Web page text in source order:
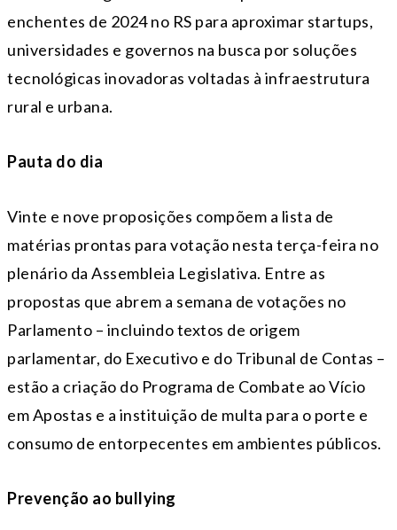
enchentes de 2024 no RS para aproximar startups,
universidades e governos na busca por soluções
tecnológicas inovadoras voltadas à infraestrutura
rural e urbana.
Pauta do dia
Vinte e nove proposições compõem a lista de
matérias prontas para votação nesta terça-feira no
plenário da Assembleia Legislativa. Entre as
propostas que abrem a semana de votações no
Parlamento – incluindo textos de origem
parlamentar, do Executivo e do Tribunal de Contas –
estão a criação do Programa de Combate ao Vício
em Apostas e a instituição de multa para o porte e
consumo de entorpecentes em ambientes públicos.
Prevenção ao bullying